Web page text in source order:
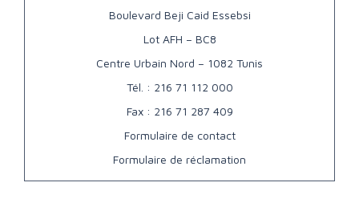
Boulevard Beji Caid Essebsi
Lot AFH – BC8
Centre Urbain Nord – 1082 Tunis
Tél. : 216 71 112 000
Fax : 216 71 287 409
Formulaire de contact
Formulaire de réclamation